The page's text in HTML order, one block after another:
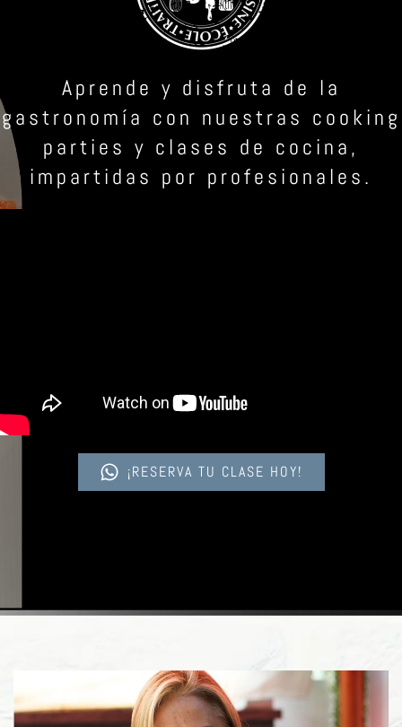
Aprende y disfruta de la
gastronomía con nuestras cooking
parties y clases de cocina,
impartidas por profesionales.
¡RESERVA TU CLASE HOY!